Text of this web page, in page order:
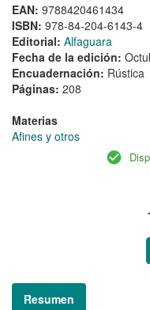
EAN: 9788420461434
ISBN: 978-84-204-6143-4
Editorial: Alfaguara
Fecha de la edición:
Encuadernación: Rústica
Páginas: 208
Materias
Afines y otros
Resumen